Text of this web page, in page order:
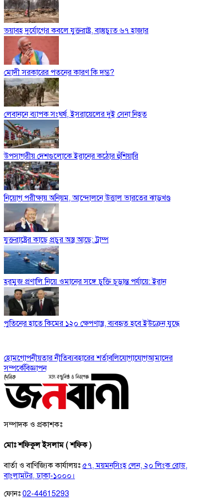
ভয়াবহ দুর্যোগের কবলে যুক্তরাষ্ট্র, বাস্তুচ্যুত ৬৭ হাজার
মোদী সরকারের পতনের কারণ কি দম্ভ?
লেবাননে ব্যাপক সংঘর্ষ, ইসরায়েলের দুই সেনা নিহত
উপসাগরীয় দেশগুলোকে ইরানের কঠোর হুঁশিয়ারি
নিয়োগ পরীক্ষায় অনিয়ম, আন্দোলনে উত্তাল ভারতের ঝাড়খণ্ড
যুক্তরাষ্ট্রের কাছে প্রচুর অস্ত্র আছে: ট্রাম্প
হরমুজ প্রণালি নিয়ে ওমানের সঙ্গে চুক্তি চূড়ান্ত পর্যায়ে: ইরান
পুতিনের হাতে কিমের ১২০ ক্ষেপণাস্ত্র, ব্যবহৃত হবে ইউক্রেন যুদ্ধে
হোমগোপনীয়তার নীতিব্যবহারের শর্তাবলিযোগাযোগআমাদের
সম্পর্কেবিজ্ঞাপন
সম্পাদক ও প্রকাশকঃ
মোঃ শফিকুল ইসলাম ( শফিক )
বার্তা ও বাণিজ্যিক কার্যালয়ঃ ৫৭, ময়মনসিংহ লেন, ২০ লিংক রোড,
বাংলামটর, ঢাকা-১০০০।
ফোনঃ 02-44615293